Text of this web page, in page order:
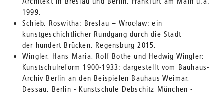
1999.
Schieb, Roswitha: Breslau – Wrocław: ein
kunstgeschichtlicher Rundgang durch die Stadt
der hundert Brücken. Regensburg 2015.
Wingler, Hans Maria, Rolf Bothe und Hedwig Wingler:
Kunstschulreform 1900-1933: dargestellt vom Bauhaus-
Archiv Berlin an den Beispielen Bauhaus Weimar,
Dessau, Berlin - Kunstschule Debschitz München -